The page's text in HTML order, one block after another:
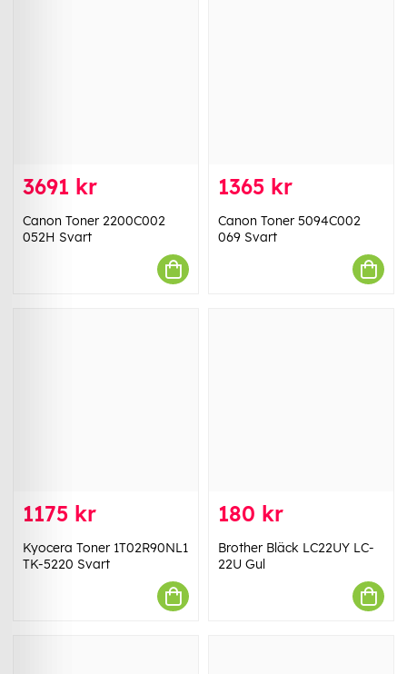
3691 kr
Canon Toner 2200C002
052H Svart
1365 kr
Canon Toner 5094C002
069 Svart
1175 kr
Kyocera Toner 1T02R90NL1
TK-5220 Svart
180 kr
Brother Bläck LC22UY LC-
22U Gul